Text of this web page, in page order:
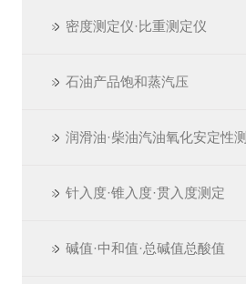
密度测定仪·比重测定仪
石油产品饱和蒸汽压
针入度·锥入度·贯入度测定
碱值·中和值·总碱值总酸值